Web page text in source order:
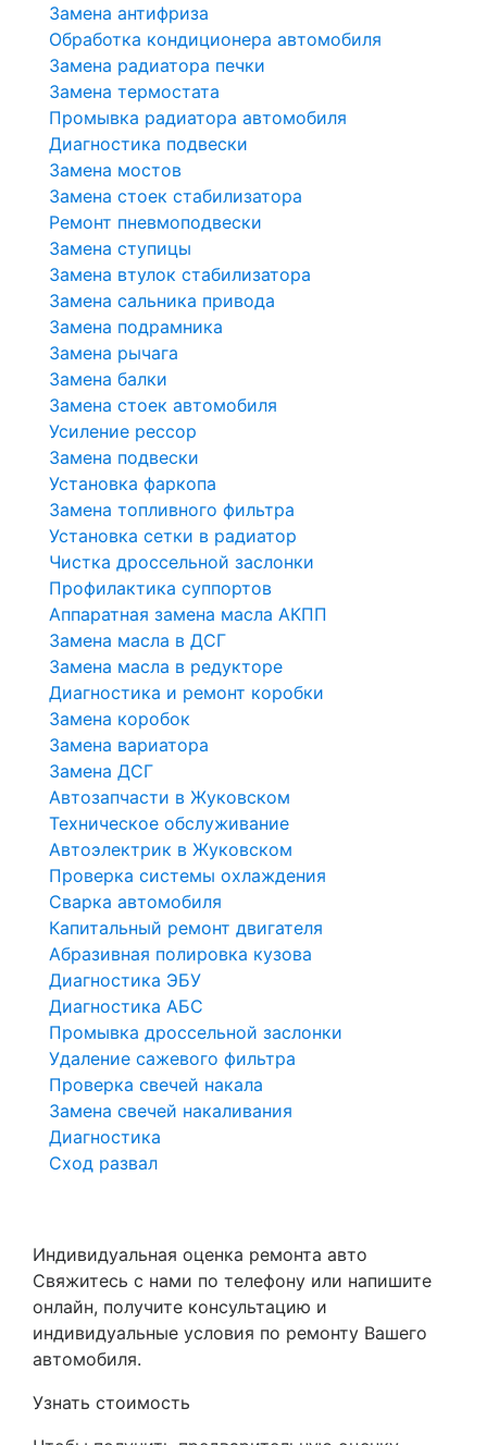
Замена антифриза
Обработка кондиционера автомобиля
Замена радиатора печки
Замена термостата
Промывка радиатора автомобиля
Диагностика подвески
Замена мостов
Замена стоек стабилизатора
Ремонт пневмоподвески
Замена ступицы
Замена втулок стабилизатора
Замена сальника привода
Замена подрамника
Замена рычага
Замена балки
Замена стоек автомобиля
Усиление рессор
Замена подвески
Установка фаркопа
Замена топливного фильтра
Установка сетки в радиатор
Чистка дроссельной заслонки
Профилактика суппортов
Аппаратная замена масла АКПП
Замена масла в ДСГ
Замена масла в редукторе
Диагностика и ремонт коробки
Замена коробок
Замена вариатора
Замена ДСГ
Автозапчасти в Жуковском
Техническое обслуживание
Автоэлектрик в Жуковском
Проверка системы охлаждения
Сварка автомобиля
Капитальный ремонт двигателя
Абразивная полировка кузова
Диагностика ЭБУ
Диагностика АБС
Промывка дроссельной заслонки
Удаление сажевого фильтра
Проверка свечей накала
Замена свечей накаливания
Диагностика
Сход развал
Индивидуальная оценка ремонта авто
Свяжитесь с нами по телефону или напишите
онлайн, получите консультацию и
индивидуальные условия по ремонту Вашего
автомобиля.
Узнать стоимость